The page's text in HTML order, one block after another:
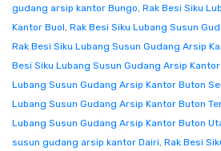
gudang arsip kantor Bungo, Rak Besi Siku
Kantor Buol, Rak Besi Siku Lubang Susun
Rak Besi Siku Lubang Susun Gudang Arsip
Besi Siku Lubang Susun Gudang Arsip
Lubang Susun Gudang Arsip Kantor Buton
Lubang Susun Gudang Arsip Kantor Buton
Lubang Susun Gudang Arsip Kantor Buton
susun gudang arsip kantor Dairi, Rak Besi